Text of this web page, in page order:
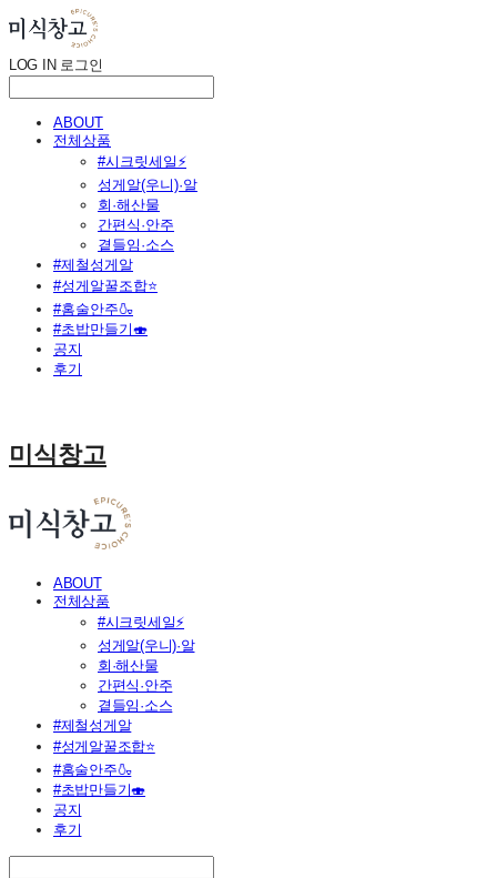
LOG IN 로그인
ABOUT
전체상품
#시크릿세일⚡
성게알(우니)·알
회·해산물
간편식·안주
곁들임·소스
#제철성게알
#성게알꿀조합⭐
#홈술안주🍶
#초밥만들기🍣
공지
후기
미식창고
ABOUT
전체상품
#시크릿세일⚡
성게알(우니)·알
회·해산물
간편식·안주
곁들임·소스
#제철성게알
#성게알꿀조합⭐
#홈술안주🍶
#초밥만들기🍣
공지
후기